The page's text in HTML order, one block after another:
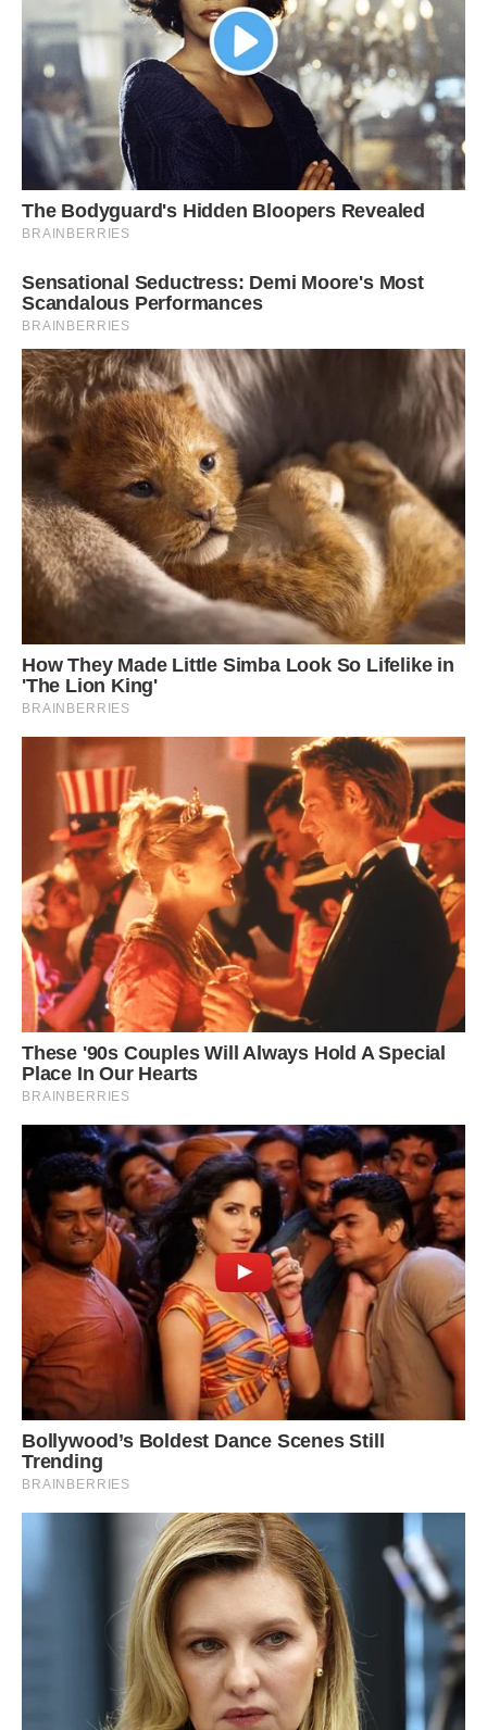
Ілюшка зручніше влаштувався і скоро засопів, щоки його
зарозовелі, і Олена раптом подумала, що він схожий на
Костю. Напевно, в дитинстві Костя теж був такий же
веснянкуватий з рудуватим йоржиком волосся на голові.
Вона вийшла, в коридор. Набрала номер телефону Власа
Павловича. Почувши знайомий бас, поспішила висловити
все, що вирішила:
– Квартиру мені зараз не треба… Так, так, добре
подумала…
На навшпиньках повернулася в кімнату. За завіски на вікні
пробігали відблиски світла пізніх тролейбусів. У нього
буде зовсім-зовсім інше життя. Вона навчить його тієї
простої мудрості, яку спіткала сама. Навчить відрізняти
добре від поганого. Навчить не боятися нічних тіней.
Сопучи, спав на ліжку Ілюшка-веснянка. Спав міцно,
немов спав тут завжди.
Фото ілюстративне, з вільних джерел.
Сподобалася стаття? Поділіться з друзями на Facebook.